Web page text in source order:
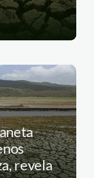
revela